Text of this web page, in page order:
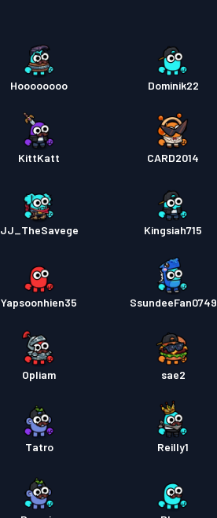
Hoooooooo Dominik22
KittKatt CARD2014
JJ_TheSavege Kingsiah715
Yapsoonhien35 SsundeeFan0749
Opliam sae2
Tatro Reilly1